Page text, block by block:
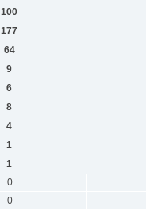
100
177
64
9
6
8
4
1
1
0
0